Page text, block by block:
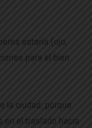
estaría (ojo,
para el bien
la ciudad, porque
en el traslado hacia